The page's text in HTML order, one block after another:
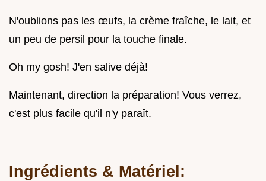
N'oublions pas les œufs, la crème fraîche, le lait, et
un peu de persil pour la touche finale.
Oh my gosh! J'en salive déjà!
Maintenant, direction la préparation! Vous verrez,
c'est plus facile qu'il n'y paraît.
Ingrédients & Matériel: